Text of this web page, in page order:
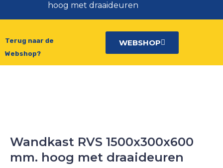
hoog met draaideuren
Terug naar de
Webshop?
WEBSHOP
Wandkast RVS 1500x300x600
mm. hoog met draaideuren